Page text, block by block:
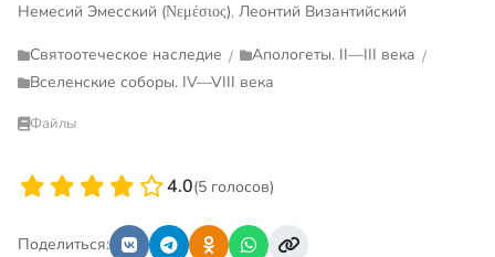
Немесий Эмесский (Νεμέσιος), Леонтий Византийский
Святоотеческое наследие / Апологеты. II—III века /
Вселенские соборы. IV—VIII века
Файлы
4.0(5 голосов)
Поделиться: